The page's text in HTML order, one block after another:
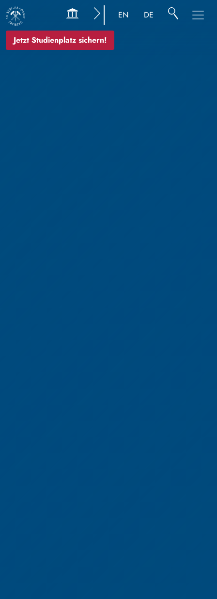
Jetzt Studienplatz sichern!
EN DE